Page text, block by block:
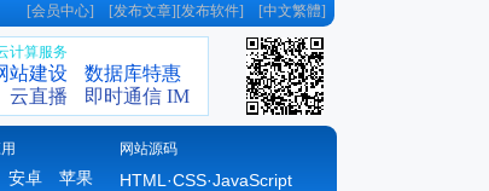
[会员中心] [发布文章][发布软件] [中文繁體]
计算服务
站建设
数据库特惠
云直播 即时通信 IM
网站源码
安卓
苹果
HTML·CSS·JavaScript